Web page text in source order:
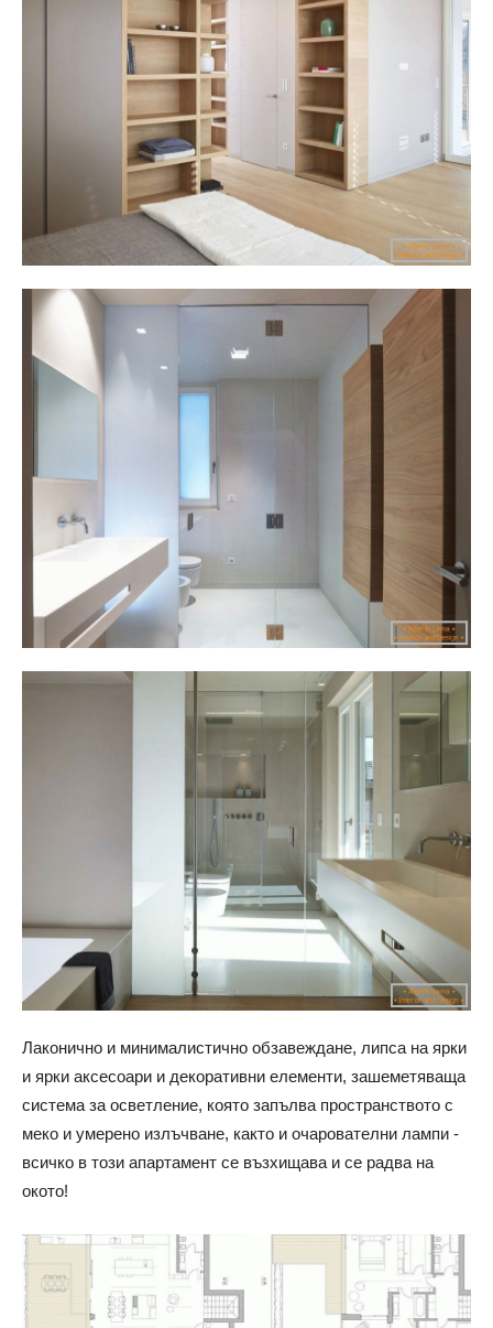
Лаконично и минималистично обзавеждане, липса на ярки
и ярки аксесоари и декоративни елементи, зашеметяваща
система за осветление, която запълва пространството с
меко и умерено излъчване, както и очарователни лампи -
всичко в този апартамент се възхищава и се радва на
окото!